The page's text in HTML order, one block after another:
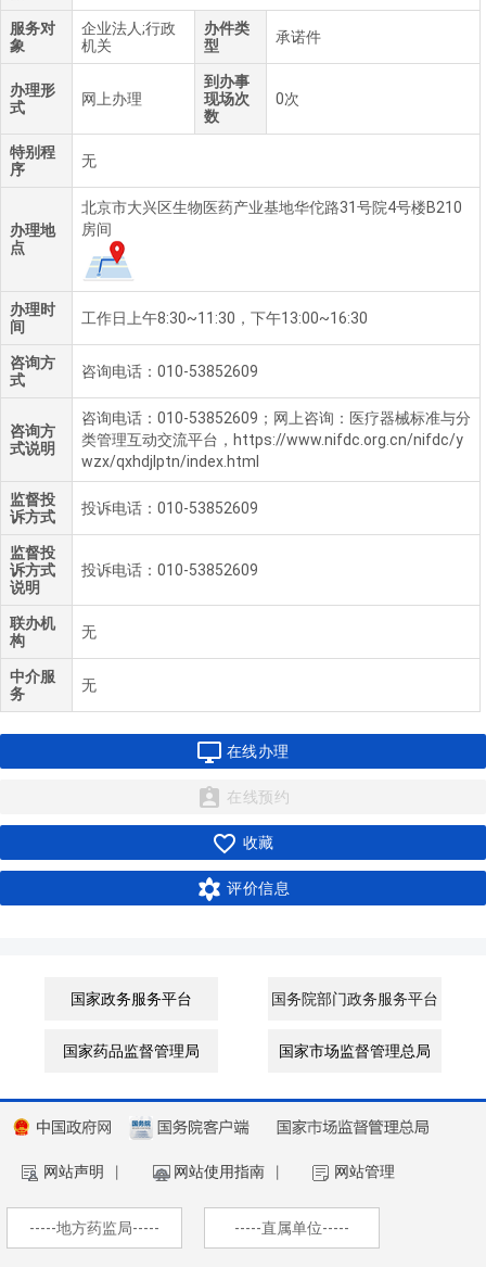
服务对
象
企业法人;行政
机关
办件类
型
承诺件
办理形
式
网上办理
到办事
现场次
数
0次
特别程
序
无
办理地
点
北京市大兴区生物医药产业基地华佗路31号院4号楼B210
房间
办理时
间
工作日上午8:30~11:30，下午13:00~16:30
咨询方
式
咨询电话：010-53852609
咨询方
式说明
咨询电话：010-53852609；网上咨询：医疗器械标准与分
类管理互动交流平台，https://www.nifdc.org.cn/nifdc/y
wzx/qxhdjlptn/index.html
监督投
诉方式
投诉电话：010-53852609
监督投
诉方式
说明
投诉电话：010-53852609
联办机
构
无
中介服
务
无
 在线办理
 在线预约
 收藏
 评价信息
国家政务服务平台 国务院部门政务服务平台
国家药品监督管理局 国家市场监督管理总局
网站声明 网站使用指南 网站管理
-----地方药监局----- -----直属单位-----